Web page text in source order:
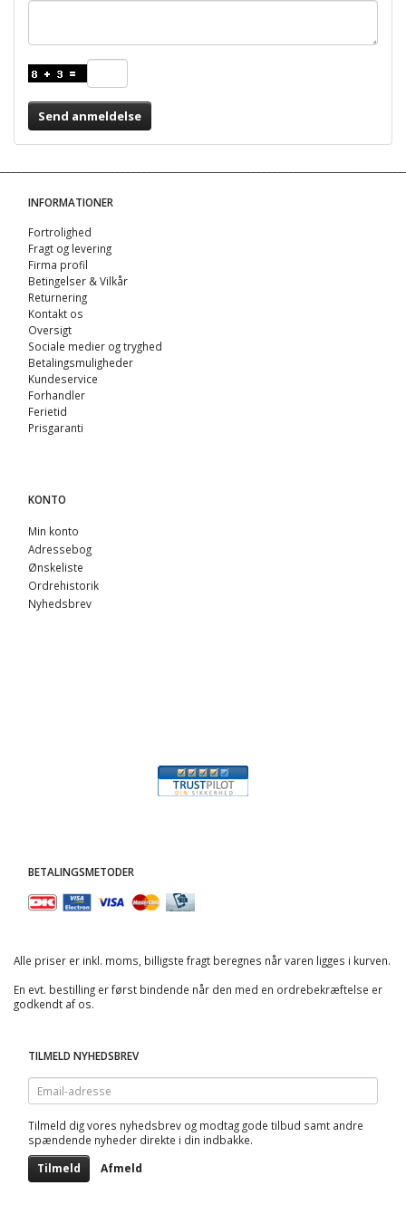
Send anmeldelse
INFORMATIONER
Fortrolighed
Fragt og levering
Firma profil
Betingelser & Vilkår
Returnering
Kontakt os
Oversigt
Sociale medier og tryghed
Betalingsmuligheder
Kundeservice
Forhandler
Ferietid
Prisgaranti
KONTO
Min konto
Adressebog
Ønskeliste
Ordrehistorik
Nyhedsbrev
BETALINGSMETODER
Alle priser er inkl. moms, billigste fragt beregnes når varen ligges i kurven.
En evt. bestilling er først bindende når den med en ordrebekræftelse er
godkendt af os.
TILMELD NYHEDSBREV
Email-
adresse
Tilmeld dig vores nyhedsbrev og modtag gode tilbud samt andre
spændende nyheder direkte i din indbakke.
Tilmeld Afmeld